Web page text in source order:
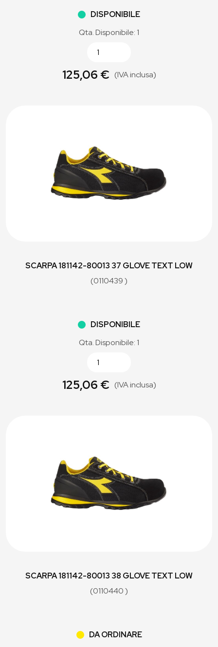
DISPONIBILE
Qta. Disponibile: 1
125,06 € (IVA inclusa)
SCARPA 181142-80013 37 GLOVE TEXT LOW
(0110439 )
DISPONIBILE
Qta. Disponibile: 1
125,06 € (IVA inclusa)
SCARPA 181142-80013 38 GLOVE TEXT LOW
(0110440 )
DA ORDINARE